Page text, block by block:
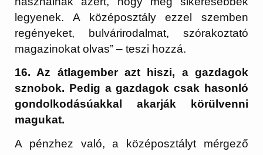
legyenek. A középosztály ezzel szemben
regényeket, bulvárirodalmat, szórakoztató
magazinokat olvas” – teszi hozzá.​
16. Az átlagember azt hiszi, a gazdagok
sznobok. Pedig a gazdagok csak hasonló
gondolkodásúakkal akarják körülvenni
magukat.
A pénzhez való, a középosztályt mérgező